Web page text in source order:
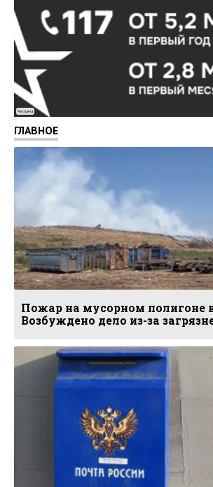
Реклама
ГЛАВНОЕ
Пожар на мусорном полигоне
Возбуждено дело из-за